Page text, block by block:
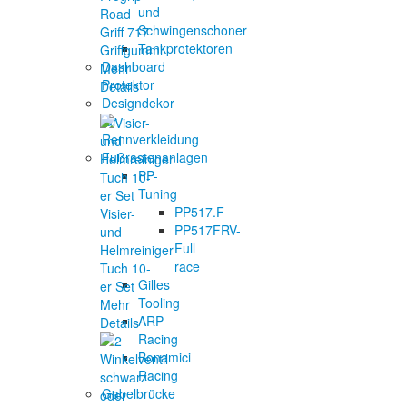
und
Schwingenschoner
Tankprotektoren
Dashboard
Protektor
Designdekor
für
Rennverkleidung
Fußrastenanlagen
PP-
Tuning
PP517.F
PP517FRV-
Full
race
Gilles
Tooling
ARP
Racing
Bonamici
Racing
Gabelbrücke
Road
Griff 717
Griffgummi
Mehr
Details
Visier-
und
Helmreiniger
Tuch 10-
er Set
Mehr
Details